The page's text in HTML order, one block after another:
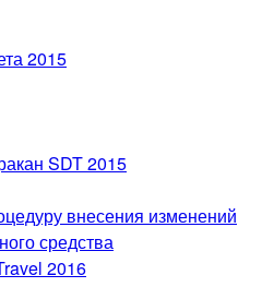
2015
SDT 2015
внесения изменений
средства
2016